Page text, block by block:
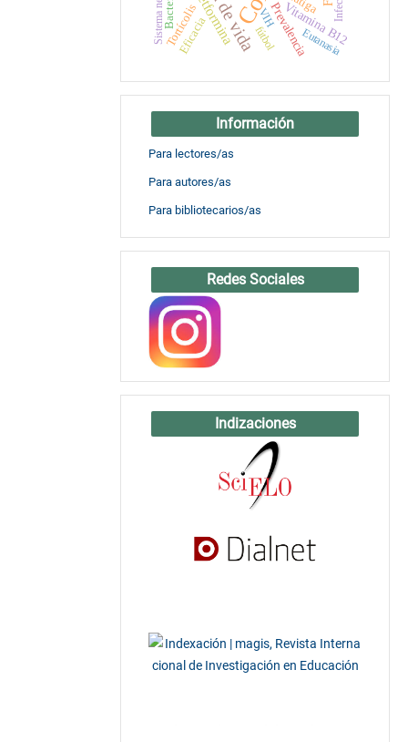
Metformina Prevalencia
Vitamina B12
Eficacia
Tortícolis VIH
fútbol Eutanasia
Información
Para lectores/as
Para autores/as
Para bibliotecarios/as
Redes Sociales
Indizaciones